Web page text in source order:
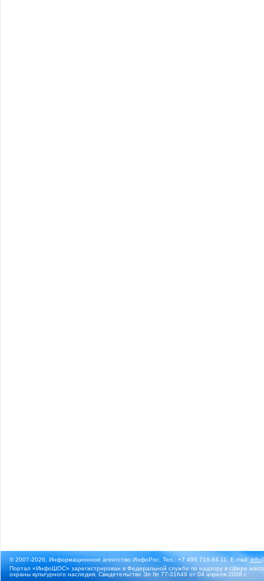
© 2007-2026, Информационное агентство ИнфоРос. Тел.: +7 495 718-84-11, E-mail:
Портал «ИнфоШОС» зарегистрирован в Федеральной службе по надзору в сфере
охраны культурного наследия. Свидетельство Эл № 77-31649 от 04 апреля 2008 г.